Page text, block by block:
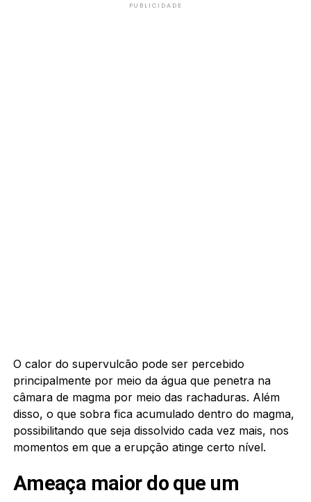
PUBLICIDADE
O calor do supervulcão pode ser percebido
principalmente por meio da água que penetra na
câmara de magma por meio das rachaduras. Além
disso, o que sobra fica acumulado dentro do magma,
possibilitando que seja dissolvido cada vez mais, nos
momentos em que a erupção atinge certo nível.
Ameaça maior do que um